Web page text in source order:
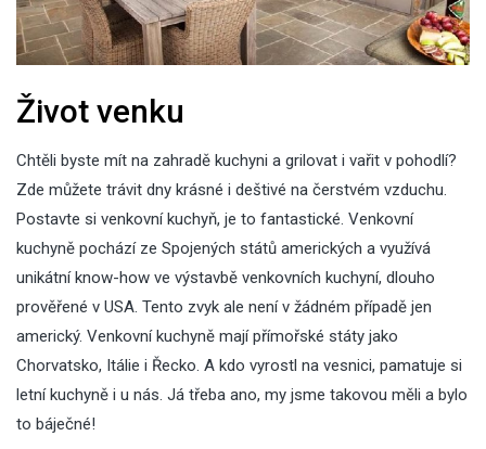
Život venku
Chtěli byste mít na zahradě kuchyni a grilovat i vařit v pohodlí?
Zde můžete trávit dny krásné i deštivé na čerstvém vzduchu.
Postavte si venkovní kuchyň, je to fantastické. Venkovní
kuchyně pochází ze Spojených států amerických a využívá
unikátní know-how ve výstavbě venkovních kuchyní, dlouho
prověřené v USA. Tento zvyk ale není v žádném případě jen
americký. Venkovní kuchyně mají přímořské státy jako
Chorvatsko, Itálie i Řecko. A kdo vyrostl na vesnici, pamatuje si
letní kuchyně i u nás. Já třeba ano, my jsme takovou měli a bylo
to báječné!